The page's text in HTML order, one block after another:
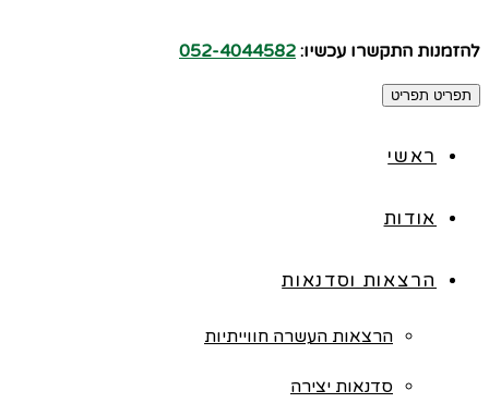
להזמנות התקשרו עכשיו: 052-4044582
תפריט תפריט
ראשי
אודות
הרצאות וסדנאות
הרצאות העשרה חווייתיות
סדנאות יצירה